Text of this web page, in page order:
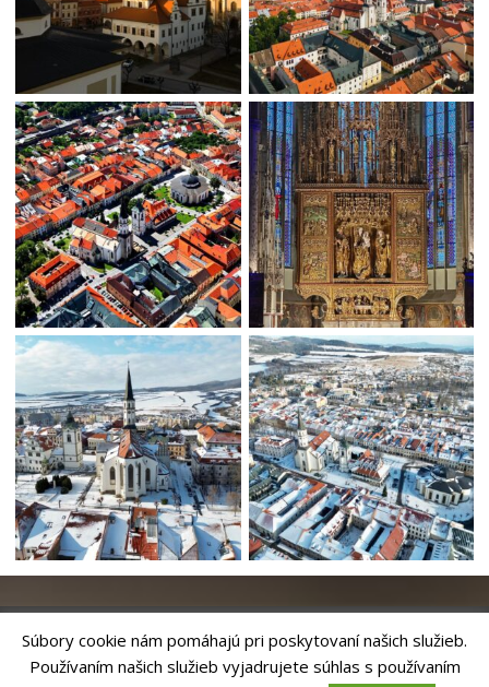
RiešenieANTIK SMART CITY
| Technický prevádzkovateľ – MVI
Súbory cookie nám pomáhajú pri poskytovaní našich služieb.
Používaním našich služieb vyjadrujete súhlas s používaním